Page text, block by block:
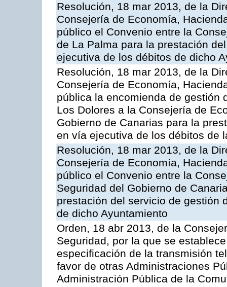
Resolución, 18 mar 2013, de la
Consejería de Economía,
público el Convenio entre la
de La Palma para la prestación
ejecutiva de los débitos de dicho
Resolución, 18 mar 2013, de la
Consejería de Economía,
pública la encomienda de gestión
Los Dolores a la Consejería de
Gobierno de Canarias para la
en vía ejecutiva de los débitos de
Resolución, 18 mar 2013, de la
Consejería de Economía,
público el Convenio entre la
Seguridad del Gobierno de
prestación del servicio de gestión
de dicho Ayuntamiento
Orden, 18 abr 2013, de la
Seguridad, por la que se
especificación de la transmisión
favor de otras Administraciones
Administración Pública de la